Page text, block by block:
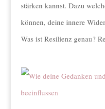
stärken kannst. Dazu
können, deine innere
Was ist Resilienz genau?